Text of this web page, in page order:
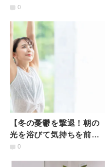
たい脚がスッキリ「トカ
0
【冬の憂鬱を撃退！朝の
光を浴びて気持ちを前向
きに】セロトニン神経を
0